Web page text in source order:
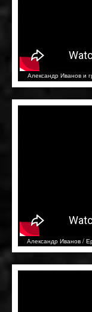
Александр Иванов и
Александр Иванов /